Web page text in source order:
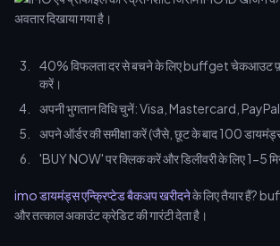
40% विफलता दर से बचने के लिए buffget चेकआउट
करें।
अपनी भुगतान विधि चुनें: Visa, Mastercard, PayPal,
अपने ऑर्डर की समीक्षा करें (जैसे, छूट के बाद 100
'BUY NOW' पर क्लिक करें और डिलीवरी के लिए 1-5
imo डायमंड्स एन्क्रिप्टेड बैकअप खरीदनेके लिए तैयार हैं?
और तत्काल अकाउंट क्रेडिट की गारंटी देता है।